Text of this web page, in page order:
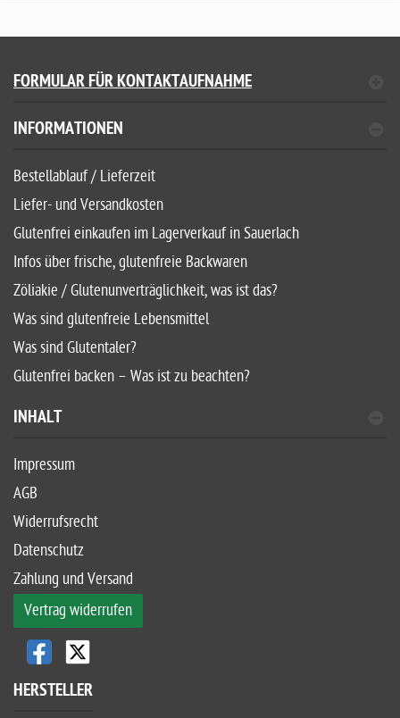
FORMULAR FÜR KONTAKTAUFNAHME
INFORMATIONEN
Bestellablauf / Lieferzeit
Liefer- und Versandkosten
Glutenfrei einkaufen im Lagerverkauf in Sauerlach
Infos über frische, glutenfreie Backwaren
Zöliakie / Glutenunverträglichkeit, was ist das?
Was sind glutenfreie Lebensmittel
Was sind Glutentaler?
Glutenfrei backen – Was ist zu beachten?
INHALT
Impressum
AGB
Widerrufsrecht
Datenschutz
Zahlung und Versand
Vertrag widerrufen
HERSTELLER